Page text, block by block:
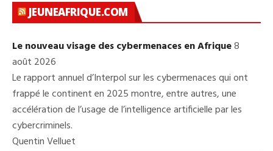
JEUNEAFRIQUE.COM
Le nouveau visage des cybermenaces en Afrique8
août 2026
Le rapport annuel d’Interpol sur les cybermenaces qui ont
frappé le continent en 2025 montre, entre autres, une
accélération de l’usage de l’intelligence artificielle par les
cybercriminels.
Quentin Velluet